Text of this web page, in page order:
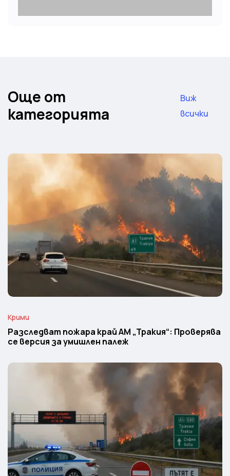
Още от
категорията
Виж
всички
Крими
Разследват пожара край АМ „Тракия“: Проверява
се версия за умишлен палеж